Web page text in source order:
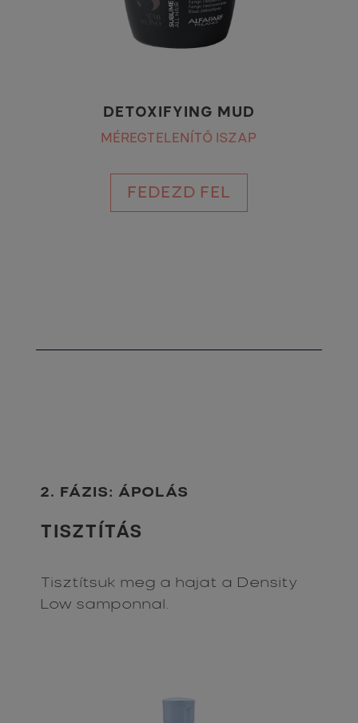
DETOXIFYING MUD
MÉREGTELENÍTŐ ISZAP
FEDEZD FEL
2. FÁZIS: ÁPOLÁS
TISZTÍTÁS
Tisztítsuk meg a hajat a Density
Low samponnal.